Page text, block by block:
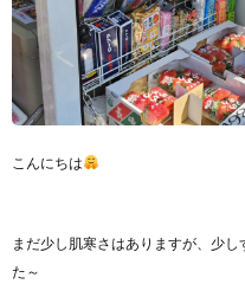
こんにちは
まだ少し肌寒さはありますが、少
た～